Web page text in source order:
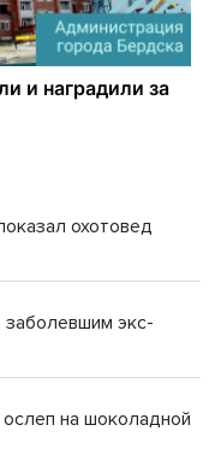
охотовед
экс-
на шоколадной